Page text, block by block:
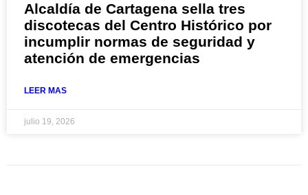
Alcaldía de Cartagena sella tres
discotecas del Centro Histórico por
incumplir normas de seguridad y
atención de emergencias
LEER MAS
julio 19, 2026